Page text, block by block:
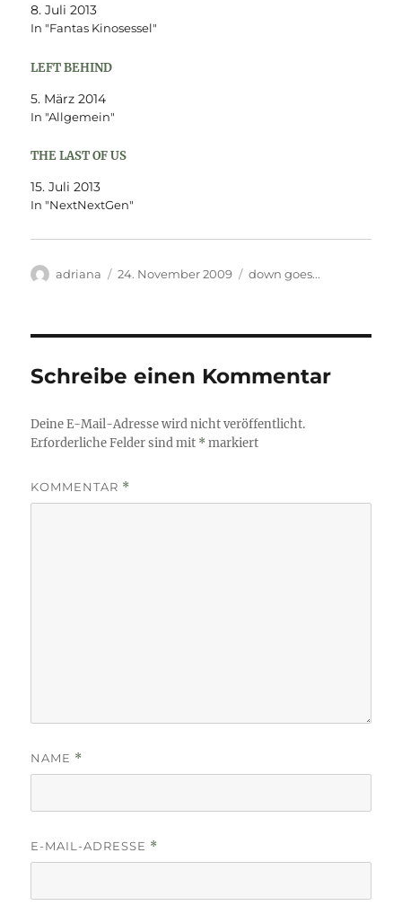
8. Juli 2013
In "Fantas Kinosessel"
LEFT BEHIND
5. März 2014
In "Allgemein"
THE LAST OF US
15. Juli 2013
In "NextNextGen"
Autor
adriana
Veröffentlicht
24. November 2009 Kategorien
down goes...
Schreibe einen Kommentar
Deine E-Mail-Adresse wird nicht veröffentlicht.
Erforderliche Felder sind mit *markiert
KOMMENTAR *
NAME *
E-MAIL-ADRESSE *